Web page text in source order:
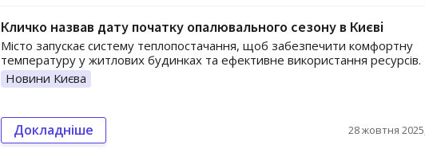
Кличко назвав дату початку опалювального сезону в Києві
Місто запускає систему теплопостачання, щоб забезпечити комфортну
температуру у житлових будинках та ефективне використання ресурсів.
Новини Києва
Докладніше 28 жовтня